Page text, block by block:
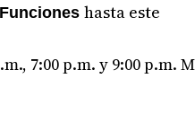
hasta este
7:00 p.m. y 9:00 p.m.